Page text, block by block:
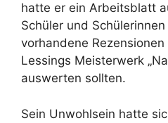
hatte er ein Arbeitsblatt
Schüler und
vorhandene
Lessings Meisterwerk
auswerten sollten.
Sein Unwohlsein hatte